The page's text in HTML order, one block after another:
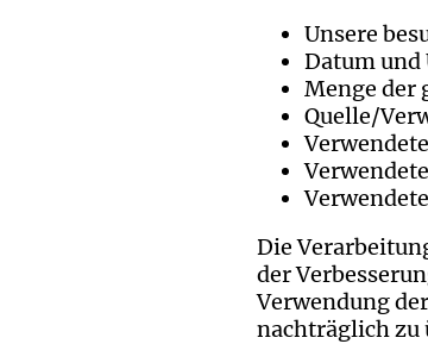
Unsere
Datum
Menge der
Quelle/
Die
der
Verwendung
nachträglich zu